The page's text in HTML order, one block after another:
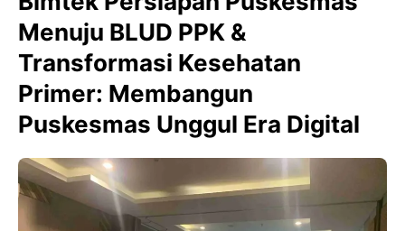
Menuju BLUD PPK &
Transformasi Kesehatan
Primer: Membangun
Puskesmas Unggul Era Digital